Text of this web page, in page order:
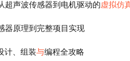
超声波传感器到电机驱动的虚拟仿
器原理到完整项目实现
计、组装与编程全攻略